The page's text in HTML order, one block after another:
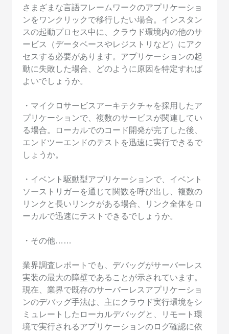
さまざまな言語フレームワークのアプリケーショ
ンをワンクリックで移行したい場合。インスタン
スの起動プロセス中に、クラウド環境内の他のサ
ービス（データベースやレジストリなど）にアク
セスする必要があります。アプリケーションの起
動に失敗した場合、どのように原因を特定すれば
よいでしょうか。
・マイクロサービスアーキテクチャを採用したア
プリケーションで、複数のサービスが関連してい
る場合。ローカルでのコード開発が完了した後、
エンドツーエンドのテストを迅速に実行できるで
しょうか。
・イベント駆動型アプリケーションで、イベント
ソーストリガーを通じて関数を呼び出し、複数の
リンクと長いリンクがある場合、リンク全体をロ
ーカルで迅速にテストできるでしょうか。
・その他……
業界調査レポートでも、デバッグがサーバーレス
実装の最大の障壁であることが示されています。
現在、業界で既存のサーバーレスアプリケーショ
ンのデバッグ手法は、主にクラウド実行環境をシ
ミュレートしたローカルデバッグと、リモート環
境で実行されるアプリケーションのログ確認に依